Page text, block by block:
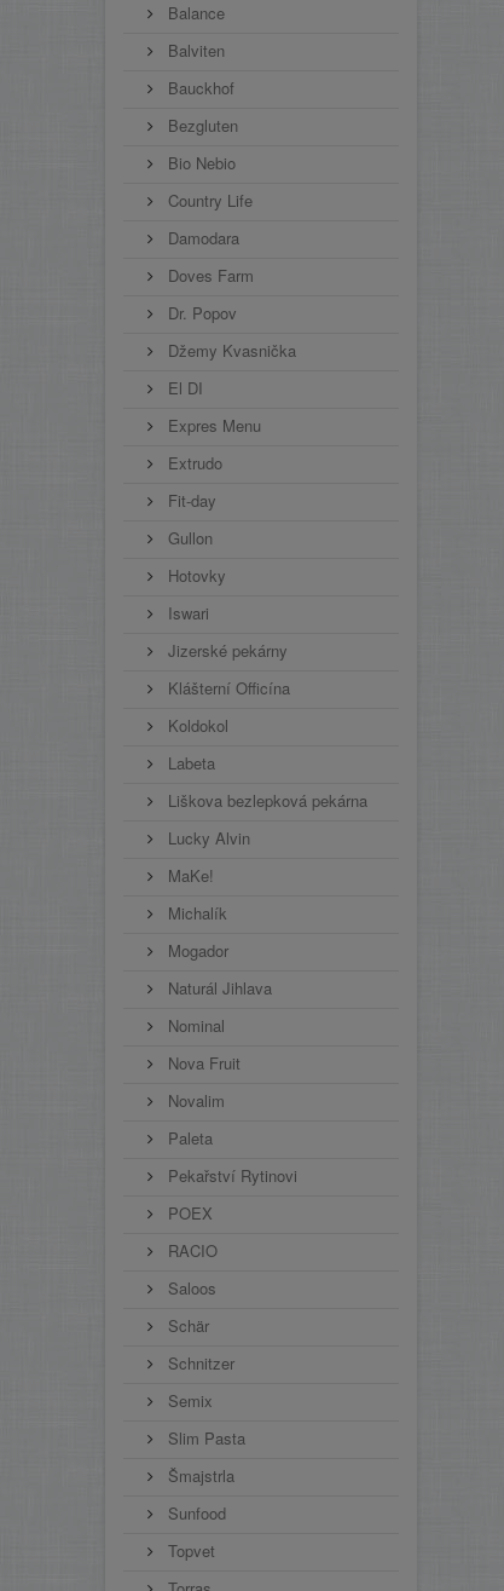
Balance
Balviten
Bauckhof
Bezgluten
Bio Nebio
Country Life
Damodara
Doves Farm
Dr. Popov
Džemy Kvasnička
El DI
Expres Menu
Extrudo
Fit-day
Gullon
Hotovky
Iswari
Jizerské pekárny
Klášterní Officína
Koldokol
Labeta
Liškova bezlepková pekárna
Lucky Alvin
MaKe!
Michalík
Mogador
Naturál Jihlava
Nominal
Nova Fruit
Novalim
Paleta
Pekařství Rytinovi
POEX
RACIO
Saloos
Schär
Schnitzer
Semix
Slim Pasta
Šmajstrla
Sunfood
Topvet